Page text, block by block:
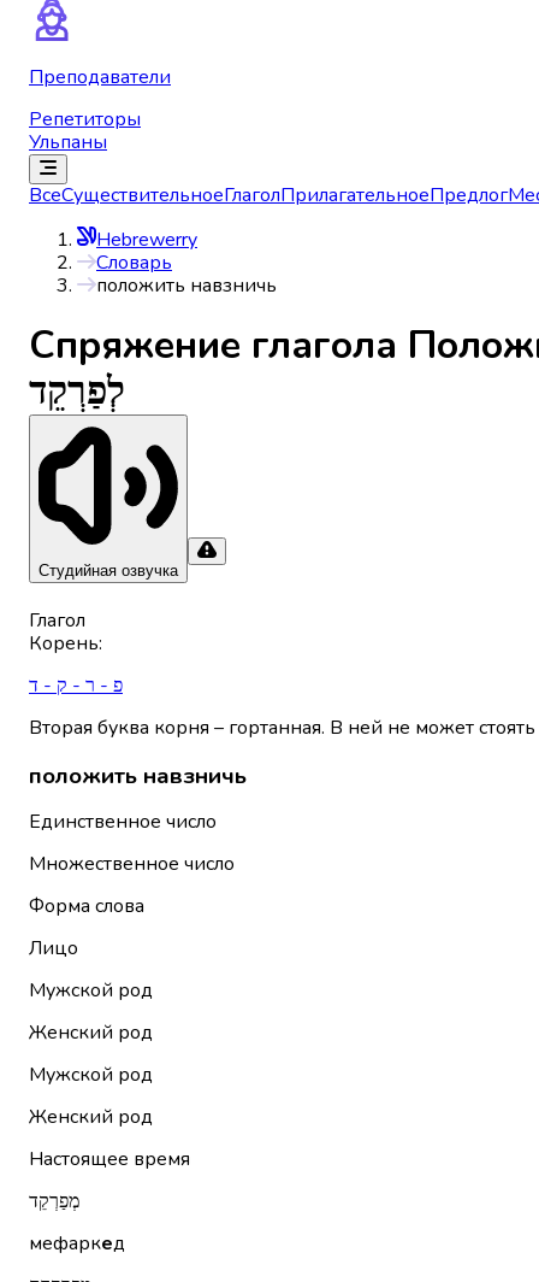
Преподаватели
Репетиторы
Ульпаны
ВсеСуществительноеГлаголПрилагательноеПредлог
Hebrewerry
Словарь
положить навзничь
Спряжениe глагола
לְפַרְקֵד
Студийная озвучка
Глагол
Корень:
פ - ר - ק - ד
Вторая буква корня – гортанная. В ней не может
положить навзничь
Единственное число
Множественное число
Форма слова
Лицо
Мужской род
Женский род
Мужской род
Женский род
Настоящее время
מְפַרְקֵד
мефаркед